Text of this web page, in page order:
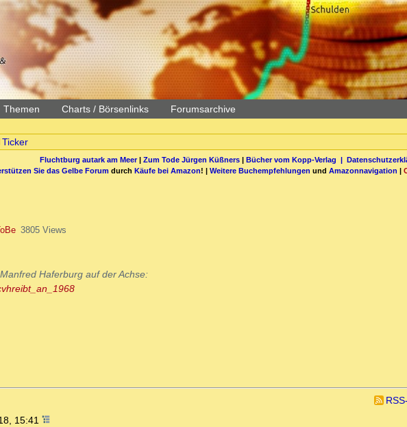
Themen Charts / Börsenlinks Forumsarchive
Ticker
Fluchtburg autark am Meer| Zum Tode Jürgen Küßners| Bücher vom Kopp-Verlag |
Sie das Gelbe Forum durch Käufe bei Amazon! | Weitere Buchempfehlungen und Amazonnavigation |
3805 Views
Haferburg auf der Achse:
15:41